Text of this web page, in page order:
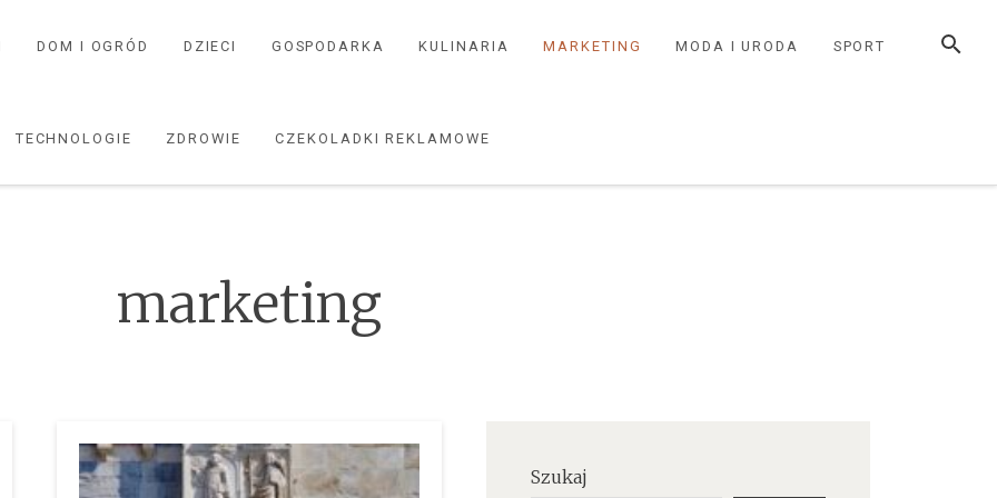
SEARCH
DOM I OGRÓD DZIECI GOSPODARKA KULINARIA MARKETING MODA I URODA SPORT
TECHNOLOGIE ZDROWIE CZEKOLADKI REKLAMOWE
marketing
Szukaj